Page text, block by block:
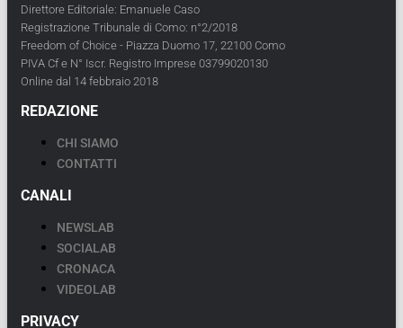
Direttore Editoriale: Emanuele Caso
Registrazione Tribunale di Como: n°2/2018
Freedom of Choice - Piazza Duomo 17, 22100 Como
PIVA Cf e N° Iscr. Registro Imprese 03799020130
Online dal 14 febbraio 2018
REDAZIONE
CHI SIAMO
CONTATTI
CANALI
NEWSLAB
SOCIALAB
CRONACA
VIDEOLAB
PRIVACY